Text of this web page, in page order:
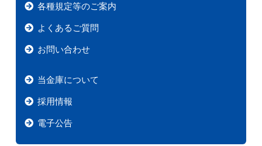
各種規定等のご案内
よくあるご質問
お問い合わせ
当金庫について
採用情報
電子公告